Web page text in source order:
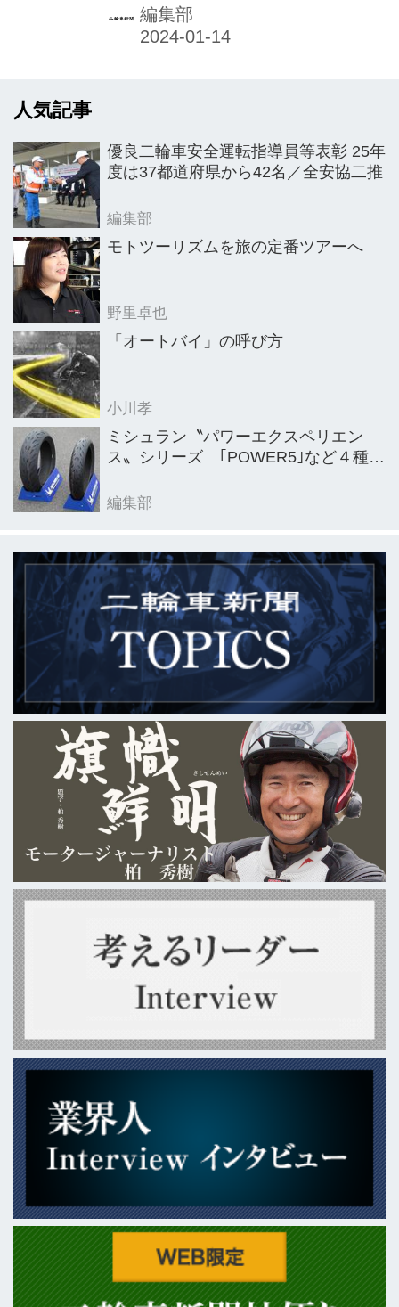
トライアンフモーターサイクルズジャ
パン（トライアンフＭＪ）。23年1月
付「新年特別号」掲載記事）
編集部
人気記事
優良二輪車安全運転指導員等表彰 25年
度は37都道府県から42名／全安協二推
編集部
モトツーリズムを旅の定番ツアーへ
野里卓也
「オートバイ」の呼び方
小川孝
ミシュラン〝パワーエクスペリエン
ス〟シリーズ ｢POWER5｣など４種を
編集部